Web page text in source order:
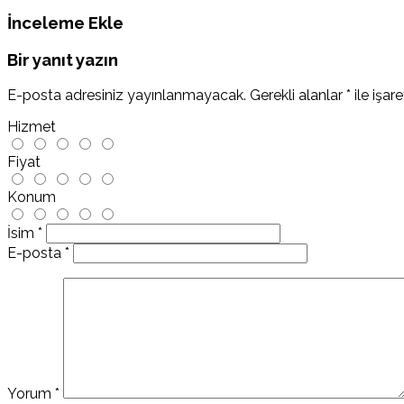
İnceleme Ekle
Bir yanıt yazın
E-posta adresiniz yayınlanmayacak. Gerekli alanlar * ile
Hizmet
Fiyat
Konum
İsim *
E-posta *
Yorum *